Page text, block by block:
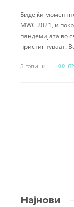
Бидејќи
MWC 2021, и
пандемијата во
пристигнуваат.
5 години
Најнови